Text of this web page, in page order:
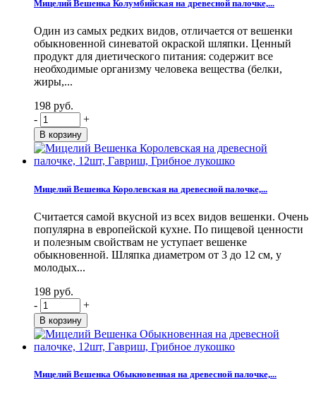
Мицелий Вешенка Колумбийская на древесной палочке,...
Один из самых редких видов, отличается от вешенки
обыкновенной синеватой окраской шляпки. Ценный
продукт для диетического питания: содержит все
необходимые организму человека вещества (белки,
жиры,...
198 руб.
-
+
Мицелий Вешенка Королевская на древесной палочке,...
Считается самой вкусной из всех видов вешенки. Очень
популярна в европейской кухне. По пищевой ценности
и полезным свойствам не уступает вешенке
обыкновенной. Шляпка диаметром от 3 до 12 см, у
молодых...
198 руб.
-
+
Мицелий Вешенка Обыкновенная на древесной палочке,...